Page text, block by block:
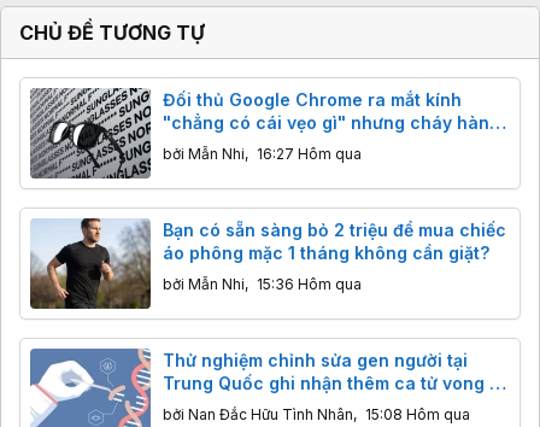
CHỦ ĐỀ TƯƠNG TỰ
Đối thủ Google Chrome ra mắt kính
"chẳng có cái vẹo gì" nhưng cháy hàng
ngay lập tức
bởi Mẫn Nhi, 16:27 Hôm qua
Bạn có sẵn sàng bỏ 2 triệu để mua chiếc
áo phông mặc 1 tháng không cần giặt?
bởi Mẫn Nhi, 15:36 Hôm qua
Thử nghiệm chỉnh sửa gen người tại
Trung Quốc ghi nhận thêm ca tử vong ở
trẻ em trong vòng 2 tuần
bởi Nan Đắc Hữu Tình Nhân, 15:08 Hôm qua